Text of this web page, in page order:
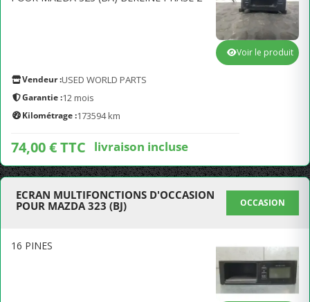
Vendeur :USED WORLD PARTS
Garantie :12 mois
Kilométrage :173594 km
74,00 € TTC livraison incluse
Voir le produit
ECRAN MULTIFONCTIONS D'OCCASION
POUR MAZDA 323 (BJ)
OCCASION
16 PINES